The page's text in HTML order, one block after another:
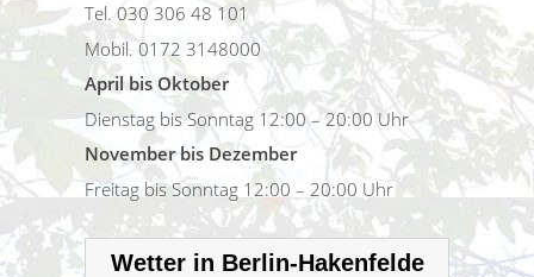
Tel. 030 306 48 101
Mobil. 0172 3148000
April bis Oktober
Dienstag bis Sonntag 12:00 – 20:00 Uhr
November bis Dezember
Freitag bis Sonntag 12:00 – 20:00 Uhr
Wetter in Berlin-Hakenfelde